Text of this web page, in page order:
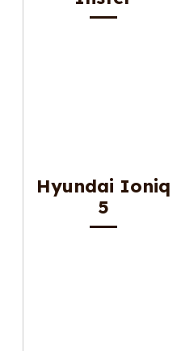
Hyundai Ioniq
5